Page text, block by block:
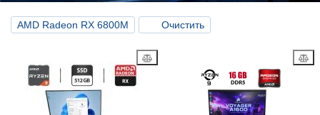
AMD Radeon RX 6800M Очистить